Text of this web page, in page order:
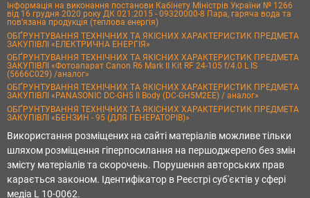
Інформація на виконання постанови Кабінету Міністрів України № 1266
від 16 грудня 2020 року ДК 021:2015 - 09320000-8 Пара, гаряча вода та
пов’язана продукція (теплова енергія)
ОБҐРУНТУВАННЯ ТЕХНІЧНИХ ТА ЯКІСНИХ ХАРАКТЕРИСТИК ПРЕДМЕТА
ЗАКУПІВЛІ «ЕЛЕКТРИЧНА ЕНЕРГІЯ»
ОБҐРУНТУВАННЯ ТЕХНІЧНИХ ТА ЯКІСНИХ ХАРАКТЕРИСТИК ПРЕДМЕТА
ЗАКУПІВЛІ «Фотоапарат Canon R6 Mark II Kit RF 24-105 f/4.0 L IS
(5666C029) /аналог»
ОБҐРУНТУВАННЯ ТЕХНІЧНИХ ТА ЯКІСНИХ ХАРАКТЕРИСТИК ПРЕДМЕТА
ЗАКУПІВЛІ «PANASONIC DC-GH5 II Body (DC-GH5M2EE) / аналог»
ОБҐРУНТУВАННЯ ТЕХНІЧНИХ ТА ЯКІСНИХ ХАРАКТЕРИСТИК ПРЕДМЕТА
ЗАКУПІВЛІ «БЕНЗИН - 95 (ДЛЯ ГЕНЕРАТОРІВ)»
Використання розміщених на сайті матеріалів можливе тільки
шляхом розміщення гіперпосилання на першоджерело без змін
змісту матеріалів та скорочень. Порушення авторських прав
карається законом. Ідентифікатор в Реєстрі суб'єктів у сфері
медіа L 10-0062.